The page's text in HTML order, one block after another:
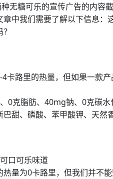
无糖可乐的宣传广告的内容
中我们需要了解以下信息：
卡路里的热量，但如果一款
0克脂肪、40mg钠、0克碳水
甜、磷酸、苯甲酸钾、天然
口可乐味道
量为0卡路里，但我们并不